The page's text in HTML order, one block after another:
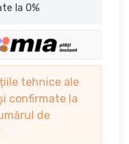
la 0%
tehnice ale
confirmate la
de